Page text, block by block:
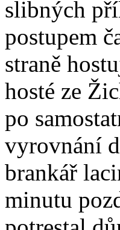
slibných
postupem
straně
hosté ze
po
vyrovnání
brankář
minutu